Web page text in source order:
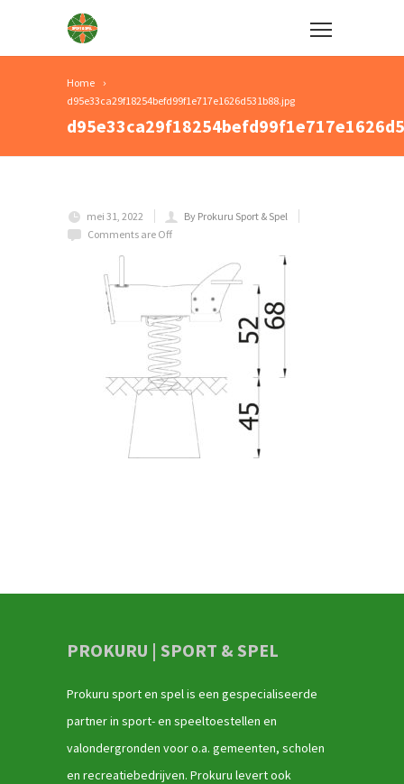
Home
d95e33ca29f18254befd99f1e717e1626d531b88.jpg
mei 31, 2022
By Prokuru Sport & Spel
Comments are Off
PROKURU | SPORT & SPEL
Prokuru sport en spel is een gespecialiseerde
partner in sport- en speeltoestellen en
valondergronden voor o.a. gemeenten, scholen
en recreatiebedrijven. Prokuru levert ook